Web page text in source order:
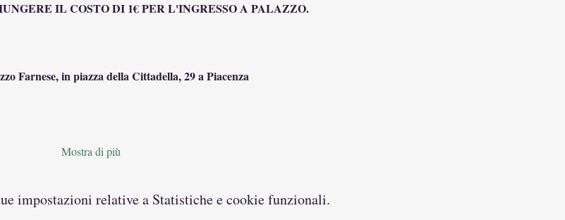
IL COSTO DI 1€ PER L'INGRESSO A PALAZZO.
Farnese, in piazza della Cittadella, 29 a Piacenza
Mostra di più
impostazioni relative a Statistiche e cookie funzionali.